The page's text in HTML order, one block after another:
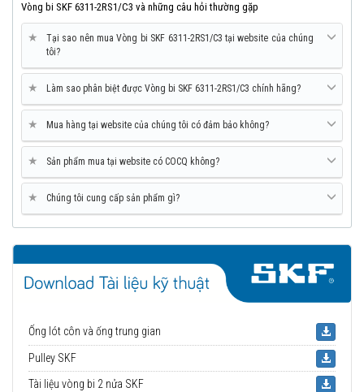
Vòng bi SKF 6311-2RS1/C3 và những câu hỏi thường gặp
★
Tại sao nên mua Vòng bi SKF 6311-2RS1/C3 tại website của chúng
tôi?
★ Làm sao phân biệt được Vòng bi SKF 6311-2RS1/C3 chính hãng?
★ Mua hàng tại website của chúng tôi có đảm bảo không?
★ Sản phẩm mua tại website có COCQ không?
★ Chúng tôi cung cấp sản phẩm gì?
Ống lót côn và ống trung gian
Pulley SKF
Tài liệu vòng bi 2 nửa SKF